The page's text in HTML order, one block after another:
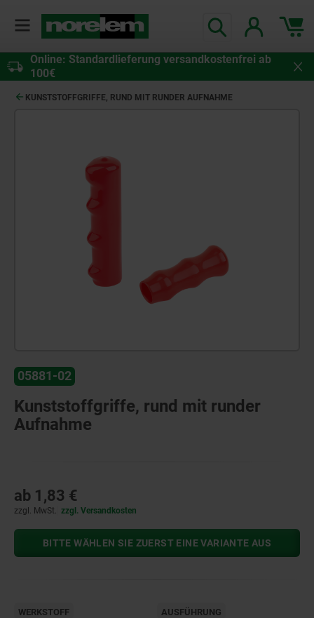
Online: Standardlieferung versandkostenfrei ab
100€
KUNSTSTOFFGRIFFE, RUND MIT RUNDER AUFNAHME
05881-02
Kunststoffgriffe, rund mit runder
Aufnahme
ab 1,83 €
zzgl. MwSt. zzgl. Versandkosten
BITTE WÄHLEN SIE ZUERST EINE VARIANTE AUS
WERKSTOFF AUSFÜHRUNG